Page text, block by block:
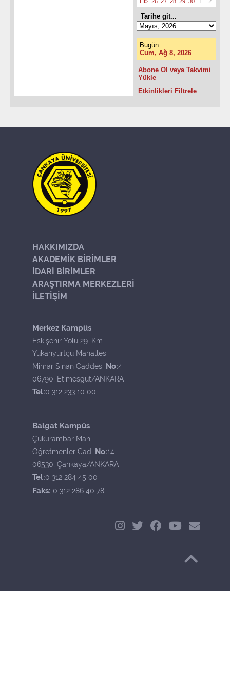
Tarihe git...
Bugün:
Cum, Ağ 8, 2026
Abone Ol veya Takvimi
Yükle
Etkinlikleri Filtrele
HAKKIMIZDA
AKADEMİK BİRİMLER
İDARİ BİRİMLER
ARAŞTIRMA MERKEZLERİ
İLETİŞİM
Merkez Kampüs
Eskişehir Yolu 29. Km.
Yukarıyurtçu Mahallesi
Mimar Sinan Caddesi No:4
06790, Etimesgut/ANKARA
Tel:0 312 233 10 00
Balgat Kampüs
Çukurambar Mah.
Öğretmenler Cad. No:14
06530, Çankaya/ANKARA
Tel:0 312 284 45 00
Faks: 0 312 286 40 78